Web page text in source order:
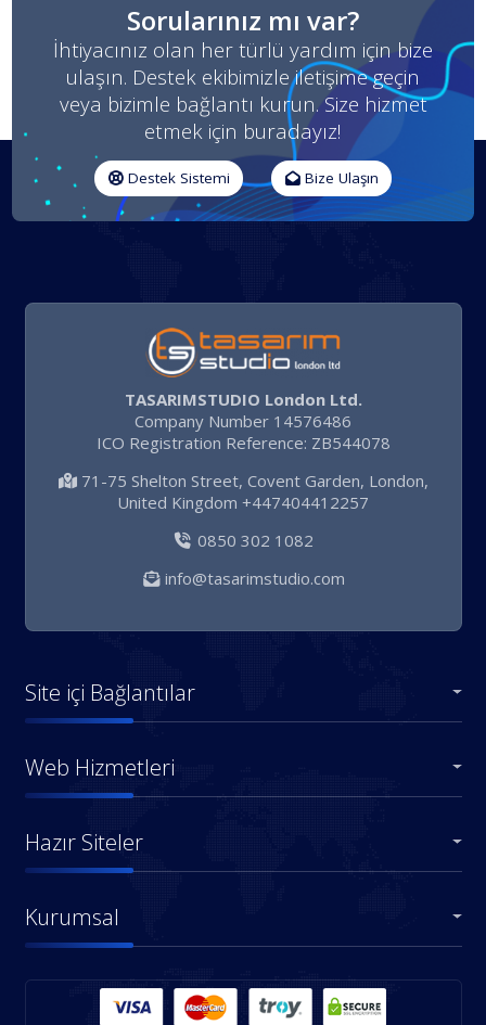
Sorularınız mı var?
İhtiyacınız olan her türlü yardım için bize
ulaşın. Destek ekibimizle iletişime geçin
veya bizimle bağlantı kurun. Size hizmet
etmek için buradayız!
Destek Sistemi Bize Ulaşın
TASARIMSTUDIO London Ltd.
Company Number 14576486
ICO Registration Reference: ZB544078
71-75 Shelton Street, Covent Garden, London,
United Kingdom +447404412257
0850 302 1082
info@tasarimstudio.com
Site içi Bağlantılar
Web Hizmetleri
Hazır Siteler
Kurumsal